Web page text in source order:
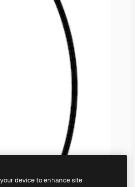
device to enhance site